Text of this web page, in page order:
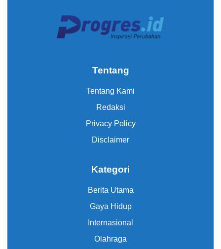
Tentang
Tentang Kami
Redaksi
Privacy Policy
Disclaimer
Kategori
Berita Utama
Gaya Hidup
Internasional
Olahraga